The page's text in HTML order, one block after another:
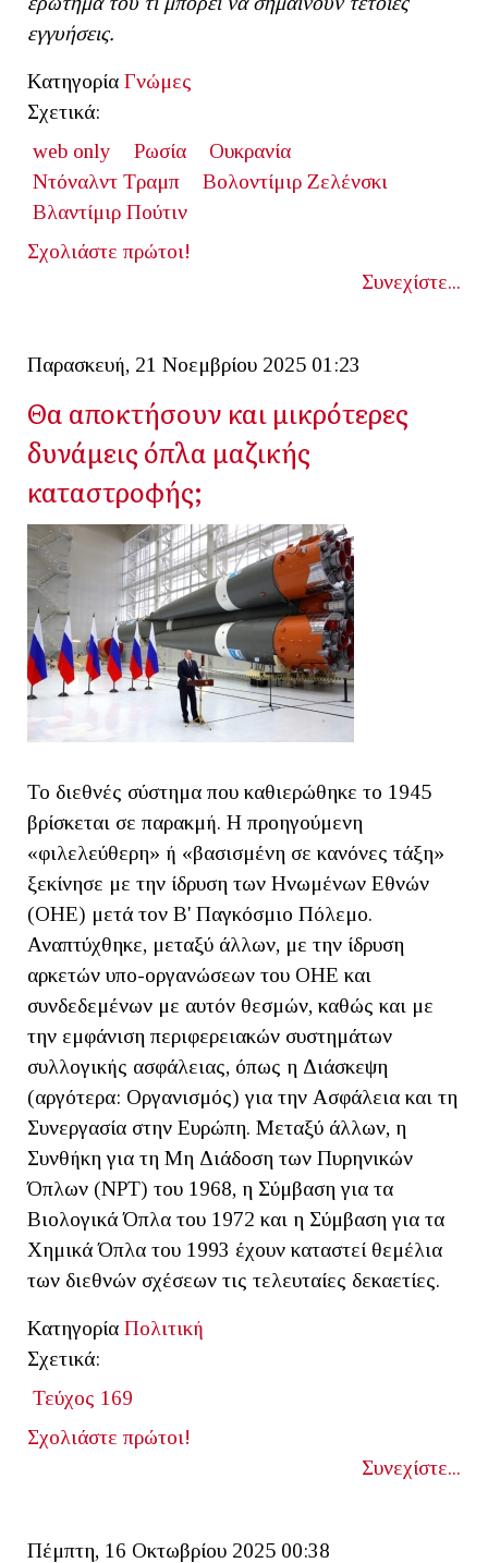
εγγυήσεις.
Κατηγορία Γνώμες
Σχετικά:
web only
Ρωσία
Ουκρανία
Ντόναλντ Τραμπ
Βολοντίμιρ Ζελένσκι
Βλαντίμιρ Πούτιν
Σχολιάστε πρώτοι!
Συνεχίστε...
Παρασκευή, 21 Νοεμβρίου 2025 01:23
Θα αποκτήσουν και μικρότερες
δυνάμεις όπλα μαζικής
καταστροφής;
Το διεθνές σύστημα που καθιερώθηκε το 1945
βρίσκεται σε παρακμή. Η προηγούμενη
«φιλελεύθερη» ή «βασισμένη σε κανόνες τάξη»
ξεκίνησε με την ίδρυση των Ηνωμένων Εθνών
(ΟΗΕ) μετά τον Β' Παγκόσμιο Πόλεμο.
Αναπτύχθηκε, μεταξύ άλλων, με την ίδρυση
αρκετών υπο-οργανώσεων του ΟΗΕ και
συνδεδεμένων με αυτόν θεσμών, καθώς και με
την εμφάνιση περιφερειακών συστημάτων
συλλογικής ασφάλειας, όπως η Διάσκεψη
(αργότερα: Οργανισμός) για την Ασφάλεια και τη
Συνεργασία στην Ευρώπη. Μεταξύ άλλων, η
Συνθήκη για τη Μη Διάδοση των Πυρηνικών
Όπλων (NPT) του 1968, η Σύμβαση για τα
Βιολογικά Όπλα του 1972 και η Σύμβαση για τα
Χημικά Όπλα του 1993 έχουν καταστεί θεμέλια
των διεθνών σχέσεων τις τελευταίες δεκαετίες.
Κατηγορία Πολιτική
Σχετικά:
Τεύχος 169
Σχολιάστε πρώτοι!
Συνεχίστε...
Πέμπτη, 16 Οκτωβρίου 2025 00:38